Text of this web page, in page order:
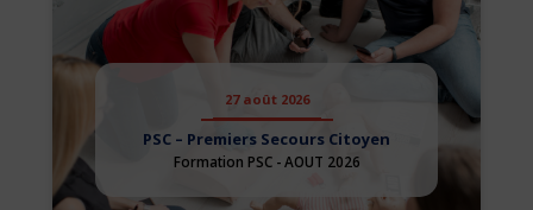
27 août 2026
PSC – Premiers Secours Citoyen
Formation PSC - AOUT 2026